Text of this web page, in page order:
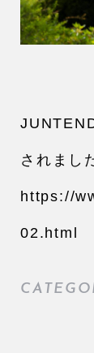
されまし
https://
02.html